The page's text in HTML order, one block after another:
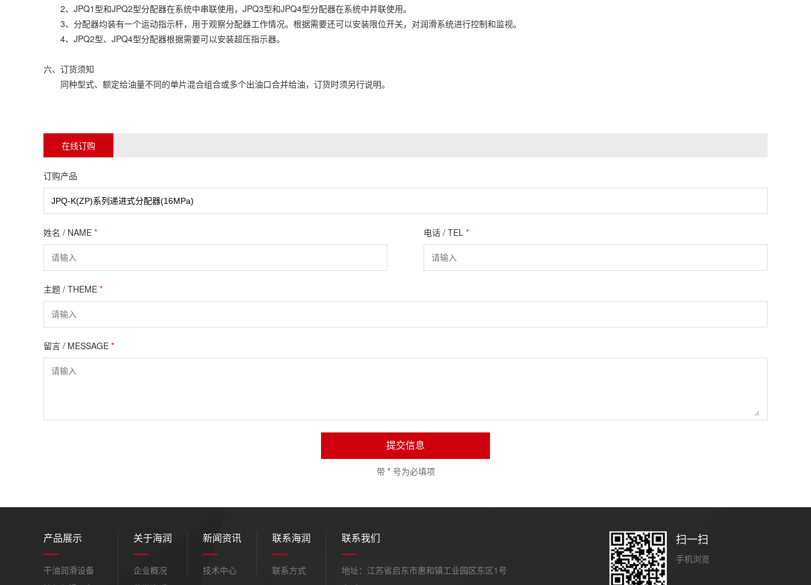
2、JPQ1型和JPQ2型分配器在系统中串联使用，JPQ3型和JPQ4型分配器在系统中并联使用。
3、分配器均装有一个运动指示杆，用于观察分配器工作情况。根据需要还可以安装限位开关，对润滑系统进行控制和监视。
4、JPQ2型、JPQ4型分配器根据需要可以安装超压指示器。
六、订货须知
同种型式、额定给油量不同的单片混合组合或多个出油口合并给油，订货时须另行说明。
在线订购
订购产品
姓名 / NAME * 电话 / TEL *
主题 / THEME *
留言 / MESSAGE *
提交信息
带 *号为必填项
产品展示
干油润滑设备
关于海润
企业概况
新闻资讯
技术中心
联系海润
联系方式
联系我们
地址：江苏省启东市惠和镇工业园区东区1号
扫一扫
手机浏览